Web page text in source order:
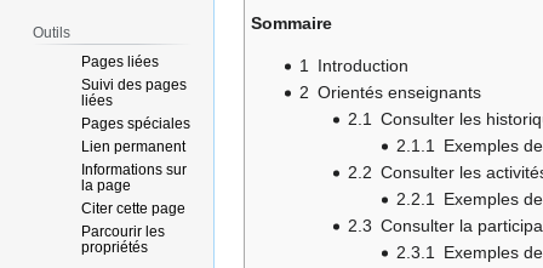
Sommaire
1 Introduction
2 Orientés enseignants
2.1 Consulter les
2.1.1 Exemples
2.2 Consulter les
2.2.1 Exemples
2.3 Consulter la
2.3.1 Exemples
Outils
Pages liées
Suivi des pages
liées
Pages spéciales
Lien permanent
Informations sur
la page
Citer cette page
Parcourir les
propriétés